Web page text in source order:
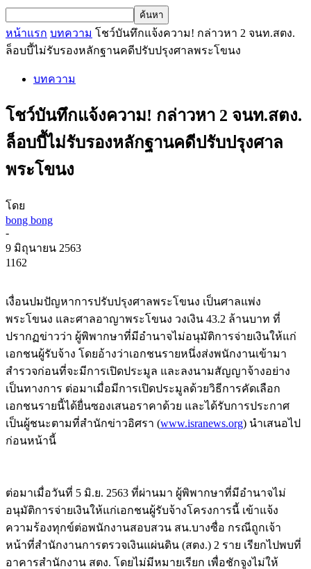
หน้าแรก บทความ โชว์บันทึกแจ้งความ! กล่าวหา 2 จนท.สตง.
ล็อบบี้ไม่รับรองหลักฐานคดีปรับปรุงศาลพระโขนง
บทความ
โชว์บันทึกแจ้งความ! กล่าวหา 2 จนท.สตง.
ล็อบบี้ไม่รับรองหลักฐานคดีปรับปรุงศาล
พระโขนง
โดย
bong bong
-
9 มิถุนายน 2563
1162
เงื่อนปมปัญหาการปรับปรุงศาลพระโขนง เป็นศาลแพ่ง
พระโขนง และศาลอาญาพระโขนง วงเงิน 43.2 ล้านบาท ที่
ปรากฏข่าวว่า ผู้พิพากษาที่มีอำนาจไม่อนุมัติการจ่ายเงินให้แก่
เอกชนผู้รับจ้าง โดยอ้างว่าเอกชนรายหนึ่งส่งพนักงานเข้ามา
สำรวจก่อนที่จะมีการเปิดประมูล และลงนามสัญญาจ้างอย่าง
เป็นทางการ ต่อมาเมื่อมีการเปิดประมูลด้วยวิธีการคัดเลือก
เอกชนรายนี้ได้ยื่นซองเสนอราคาด้วย และได้รับการประกาศ
เป็นผู้ชนะตามที่สำนักข่าวอิศรา (www.isranews.org) นำเสนอไป
ก่อนหน้านี้
ต่อมาเมื่อวันที่ 5 มิ.ย. 2563 ที่ผ่านมา ผู้พิพากษาที่มีอำนาจไม่
อนุมัติการจ่ายเงินให้แก่เอกชนผู้รับจ้างโครงการนี้ เข้าแจ้ง
ความร้องทุกข์ต่อพนักงานสอบสวน สน.บางซื่อ กรณีถูกเจ้า
หน้าที่สำนักงานการตรวจเงินแผ่นดิน (สตง.) 2 ราย เรียกไปพบที่
อาคารสำนักงาน สตง. โดยไม่มีหมายเรียก เพื่อชักจูงไม่ให้